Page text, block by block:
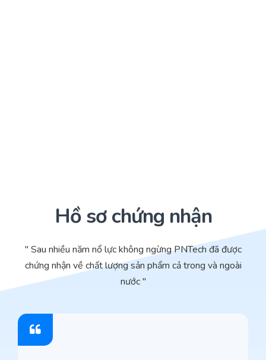
Hồ sơ chứng nhận
" Sau nhiều năm nổ lực không ngừng PNTech đã được
chứng nhận về chất lượng sản phẩm cả trong và ngoài
nước "